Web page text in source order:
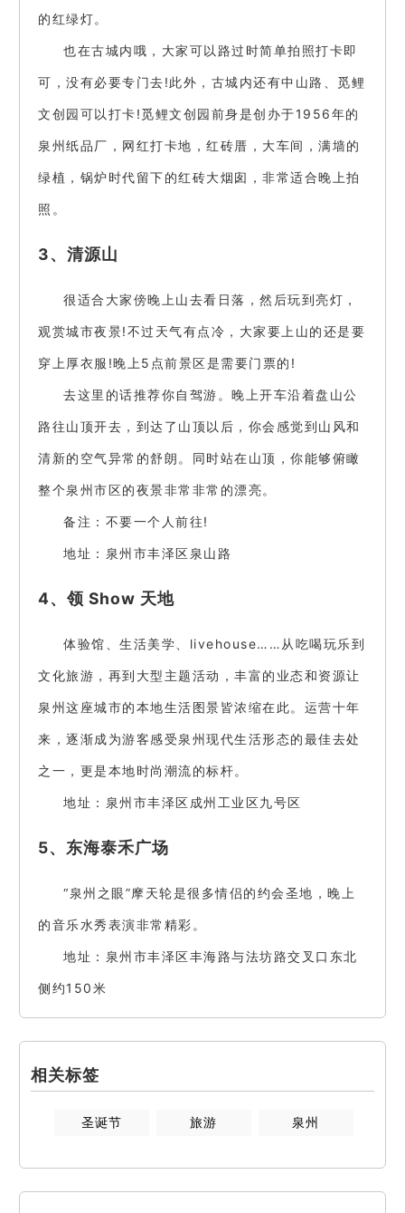
的红绿灯。
也在古城内哦，大家可以路过时简单拍照打卡即
可，没有必要专门去!此外，古城内还有中山路、觅鲤
文创园可以打卡!觅鲤文创园前身是创办于1956年的
泉州纸品厂，网红打卡地，红砖厝，大车间，满墙的
绿植，锅炉时代留下的红砖大烟囱，非常适合晚上拍
照。
3、清源山
很适合大家傍晚上山去看日落，然后玩到亮灯，
观赏城市夜景!不过天气有点冷，大家要上山的还是要
穿上厚衣服!晚上5点前景区是需要门票的!
去这里的话推荐你自驾游。晚上开车沿着盘山公
路往山顶开去，到达了山顶以后，你会感觉到山风和
清新的空气异常的舒朗。同时站在山顶，你能够俯瞰
整个泉州市区的夜景非常非常的漂亮。
备注：不要一个人前往!
地址：泉州市丰泽区泉山路
4、领 Show 天地
体验馆、生活美学、livehouse……从吃喝玩乐到
文化旅游，再到大型主题活动，丰富的业态和资源让
泉州这座城市的本地生活图景皆浓缩在此。运营十年
来，逐渐成为游客感受泉州现代生活形态的最佳去处
之一，更是本地时尚潮流的标杆。
地址：泉州市丰泽区成州工业区九号区
5、东海泰禾广场
“泉州之眼”摩天轮是很多情侣的约会圣地，晚上
的音乐水秀表演非常精彩。
地址：泉州市丰泽区丰海路与法坊路交叉口东北
侧约150米
相关标签
圣诞节 旅游 泉州